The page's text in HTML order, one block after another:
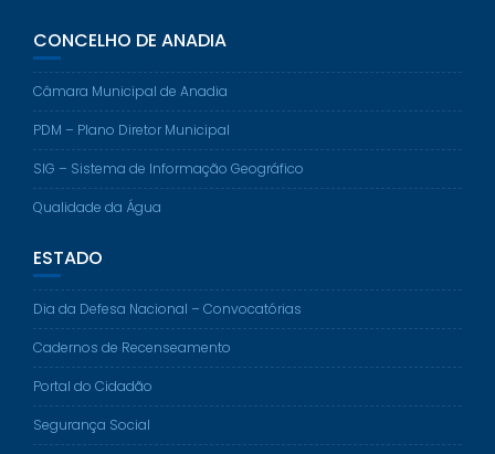
CONCELHO DE ANADIA
Câmara Municipal de Anadia
PDM – Plano Diretor Municipal
SIG – Sistema de Informação Geográfico
Qualidade da Água
ESTADO
Dia da Defesa Nacional – Convocatórias
Cadernos de Recenseamento
Portal do Cidadão
Segurança Social